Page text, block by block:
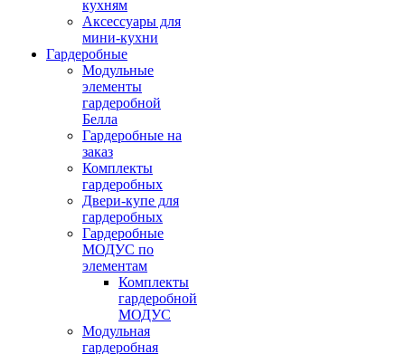
кухням
Аксессуары для
мини-кухни
Гардеробные
Модульные
элементы
гардеробной
Белла
Гардеробные на
заказ
Комплекты
гардеробных
Двери-купе для
гардеробных
Гардеробные
МОДУС по
элементам
Комплекты
гардеробной
МОДУС
Модульная
гардеробная